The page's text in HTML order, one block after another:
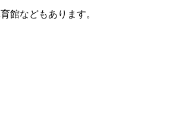
館などもあります。